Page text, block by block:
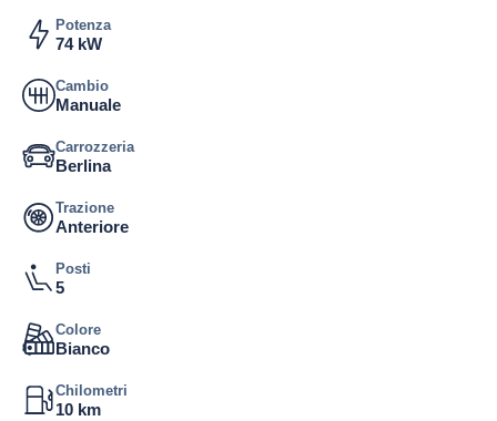
Potenza
74 kW
Cambio
Manuale
Carrozzeria
Berlina
Trazione
Anteriore
Posti
5
Colore
Bianco
Chilometri
10 km